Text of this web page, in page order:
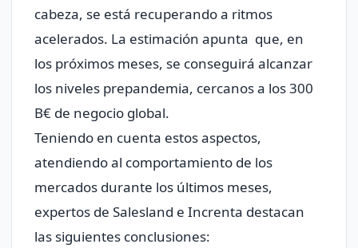
cabeza, se está recuperando a ritmos
acelerados. La estimación apunta que, en
los próximos meses, se conseguirá alcanzar
los niveles prepandemia, cercanos a los 300
B€ de negocio global.
Teniendo en cuenta estos aspectos,
atendiendo al comportamiento de los
mercados durante los últimos meses,
expertos de Salesland e Increnta destacan
las siguientes conclusiones: